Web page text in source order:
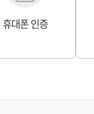
휴대폰 인증